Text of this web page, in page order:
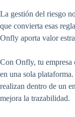
La gestión del riesgo
que convierta esas
Onfly aporta valor
Con Onfly, tu empresa
en una sola
realizan dentro de un
mejora la trazabilidad.